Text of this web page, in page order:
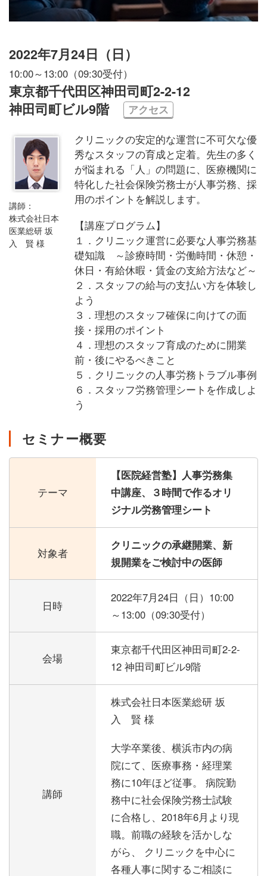
2022年7月24日（日）
10:00～13:00（09:30受付）
東京都千代田区神田司町2-2-12
神田司町ビル9階
アクセス
講師：
株式会社日本
医業総研 坂
入 賢 様
クリニックの安定的な運営に不可欠な優
秀なスタッフの育成と定着。先生の多く
が悩まれる「人」の問題に、医療機関に
特化した社会保険労務士が人事労務、採
用のポイントを解説します。
【講座プログラム】
１．クリニック運営に必要な人事労務基
礎知識 ～診療時間・労働時間・休憩・
休日・有給休暇・賃金の支給方法など～
２．スタッフの給与の支払い方を体験し
よう
３．理想のスタッフ確保に向けての面
接・採用のポイント
４．理想のスタッフ育成のために開業
前・後にやるべきこと
５．クリニックの人事労務トラブル事例
６．スタッフ労務管理シートを作成しよ
う
セミナー概要
テーマ
【医院経営塾】人事労務集
中講座、３時間で作るオリ
ジナル労務管理シート
対象者
クリニックの承継開業、新
規開業をご検討中の医師
日時
2022年7月24日（日） 10:00
～13:00（09:30受付）
会場
東京都千代田区神田司町2-2-
12 神田司町ビル9階
講師
株式会社日本医業総研 坂
入 賢 様
大学卒業後、横浜市内の病
院にて、医療事務・経理業
務に10年ほど従事。 病院勤
務中に社会保険労務士試験
に合格し、2018年6月より現
職。前職の経験を活かしな
がら、 クリニックを中心に
各種人事に関するご相談に